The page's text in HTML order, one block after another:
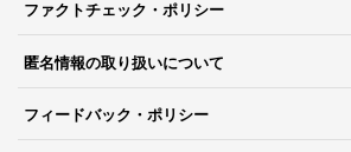
ファクトチェック・ポリシー
匿名情報の取り扱いについて
フィードバック・ポリシー